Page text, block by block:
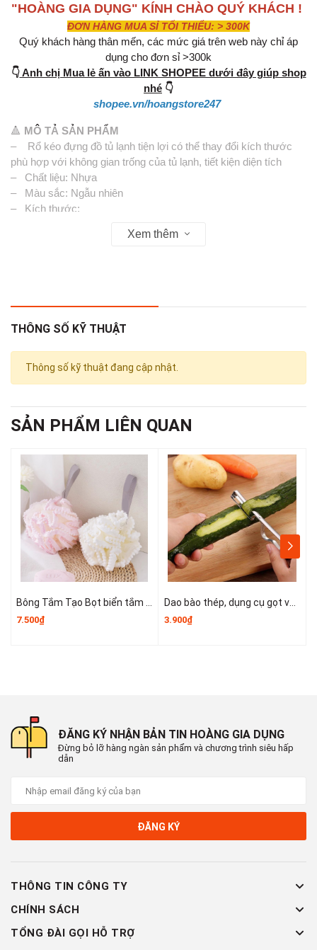
"HOÀNG GIA DỤNG" KÍNH CHÀO QUÝ KHÁCH !
ĐƠN HÀNG MUA SỈ TỐI THIỂU: > 300K
Quý khách hàng thân mến, các mức giá trên web này chỉ áp
dụng cho đơn sỉ >300k
👇Anh chị Mua lẻ ấn vào LINK SHOPEE dưới đây giúp shop
nhé 👇
shopee.vn/hoangstore247
🔺 MÔ TẢ SẢN PHẨM
– Rổ kéo đựng đồ tủ lạnh tiện lợi có thể thay đổi kích thước
phù hợp với không gian trống của tủ lạnh, tiết kiện diện tích
– Chất liệu: Nhựa
– Màu sắc: Ngẫu nhiên
– Kích thước:
+ Thu gọn: 20.5 x 16.4 x 7.6 cm
Minh
#rokeotulanh #kedungdotulanh #rodungdo #giadung
#hopdungdo #hopdungthucpham #nhacuadoisong #dogiadung
Xem thêm
THÔNG SỐ KỸ THUẬT
Thông số kỹ thuật đang cập nhật.
SẢN PHẨM LIÊN QUAN
7.500₫ 3.900₫
ĐĂNG KÝ NHẬN BẢN TIN HOÀNG GIA DỤNG
Đừng bỏ lỡ hàng ngàn sản phẩm và chương trình siêu hấp
dẫn
ĐĂNG KÝ
THÔNG TIN CÔNG TY
CHÍNH SÁCH
TỔNG ĐÀI GỌI HỖ TRỢ